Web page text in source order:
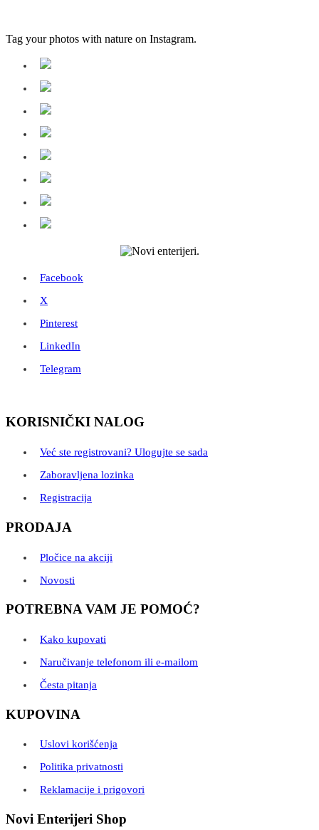
Tag your photos with nature on Instagram.
Facebook
X
Pinterest
LinkedIn
Telegram
KORISNIČKI NALOG
Već ste registrovani? Ulogujte se sada
Zaboravljena lozinka
Registracija
PRODAJA
Pločice na akciji
Novosti
POTREBNA VAM JE POMOĆ?
Kako kupovati
Naručivanje telefonom ili e-mailom
Česta pitanja
KUPOVINA
Uslovi korišćenja
Politika privatnosti
Reklamacije i prigovori
Novi Enterijeri Shop